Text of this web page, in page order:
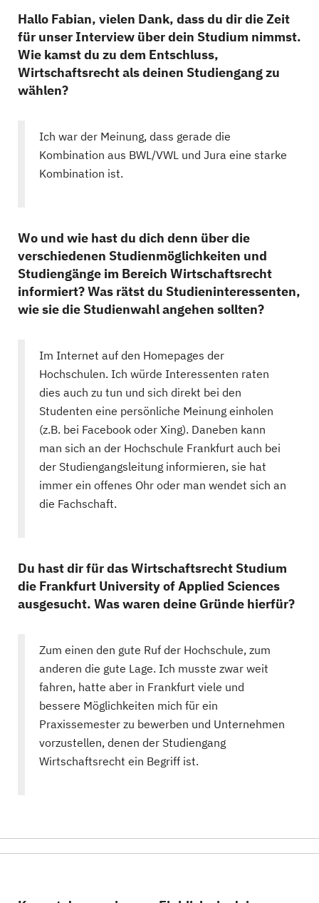
Hallo Fabian, vielen Dank, dass du dir die Zeit
für unser Interview über dein Studium nimmst.
Wie kamst du zu dem Entschluss,
Wirtschaftsrecht als deinen Studiengang zu
wählen?
Ich war der Meinung, dass gerade die
Kombination aus BWL/VWL und Jura eine starke
Kombination ist.
Wo und wie hast du dich denn über die
verschiedenen Studienmöglichkeiten und
Studiengänge im Bereich Wirtschaftsrecht
informiert? Was rätst du Studieninteressenten,
wie sie die Studienwahl angehen sollten?
Im Internet auf den Homepages der
Hochschulen. Ich würde Interessenten raten
dies auch zu tun und sich direkt bei den
Studenten eine persönliche Meinung einholen
(z.B. bei Facebook oder Xing). Daneben kann
man sich an der Hochschule Frankfurt auch bei
der Studiengangsleitung informieren, sie hat
immer ein offenes Ohr oder man wendet sich an
die Fachschaft.
Du hast dir für das Wirtschaftsrecht Studium
die Frankfurt University of Applied Sciences
ausgesucht. Was waren deine Gründe hierfür?
Zum einen den gute Ruf der Hochschule, zum
anderen die gute Lage. Ich musste zwar weit
fahren, hatte aber in Frankfurt viele und
bessere Möglichkeiten mich für ein
Praxissemester zu bewerben und Unternehmen
vorzustellen, denen der Studiengang
Wirtschaftsrecht ein Begriff ist.